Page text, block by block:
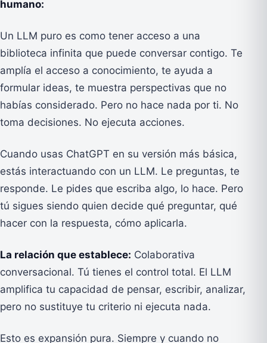
humano:
Un LLM puro es como tener acceso a una
biblioteca infinita que puede conversar contigo. Te
amplía el acceso a conocimiento, te ayuda a
formular ideas, te muestra perspectivas que no
habías considerado. Pero no hace nada por ti. No
toma decisiones. No ejecuta acciones.
Cuando usas ChatGPT en su versión más básica,
estás interactuando con un LLM. Le preguntas, te
responde. Le pides que escriba algo, lo hace. Pero
tú sigues siendo quien decide qué preguntar, qué
hacer con la respuesta, cómo aplicarla.
La relación que establece: Colaborativa
conversacional. Tú tienes el control total. El LLM
amplifica tu capacidad de pensar, escribir, analizar,
pero no sustituye tu criterio ni ejecuta nada.
Esto es expansión pura. Siempre y cuando no